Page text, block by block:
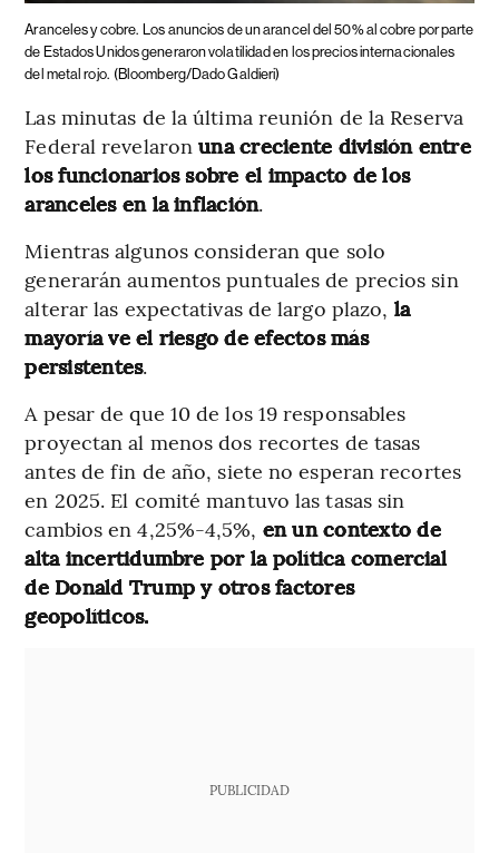
Aranceles y cobre. Los anuncios de un arancel del 50% al cobre por parte
de Estados Unidos generaron volatilidad en los precios internacionales
del metal rojo. (Bloomberg/Dado Galdieri)
Las minutas de la última reunión de la Reserva
Federal revelaronuna creciente división entre
los funcionarios sobre el impacto de los
aranceles en la inflación.
Mientras algunos consideran que solo
generarán aumentos puntuales de precios sin
alterar las expectativas de largo plazo, la
mayoría ve el riesgo de efectos más
persistentes.
A pesar de que 10 de los 19 responsables
proyectan al menos dos recortes de tasas
antes de fin de año, siete no esperan recortes
en 2025. El comité mantuvo las tasas sin
cambios en 4,25%-4,5%, en un contexto de
alta incertidumbre por la política comercial
de Donald Trump y otros factores
geopolíticos.
PUBLICIDAD